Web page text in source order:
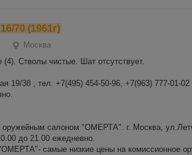
70 (1961г)
Москва
(4). Стволы чистые. Шат отсутствует.
19/38 , тел. +7(495) 454-50-96, +7(963) 777-01-02
оружейным салоном "ОМЕРТА". г. Москва,
до 21.00 ежедневно.
самые низкие цены на комиссионное